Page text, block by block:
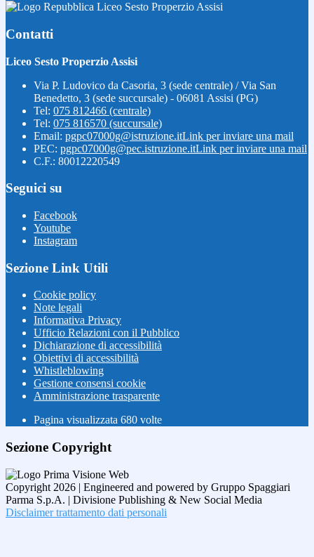
Liceo Sesto Properzio Assisi
Contatti
Liceo Sesto Properzio Assisi
Via P. Ludovico da Casoria, 3 (sede centrale) / Via San
Benedetto, 3 (sede succursale) - 06081 Assisi (PG)
Tel: 075 812466 (centrale)
Tel: 075 816570 (succursale)
Email: pgpc07000g@istruzione.itLink per inviare una mail
PEC: pgpc07000g@pec.istruzione.itLink per inviare una mail
C.F.: 80012220549
Seguici su
Facebook
Youtube
Instagram
Sezione Link Utili
Cookie policy
Note legali
Informativa Privacy
Ufficio Relazioni con il Pubblico
Dichiarazione di accessibilità
Obiettivi di accessibilità
Whistleblowing
Gestione consensi cookie
Amministrazione trasparente
Pagina visualizzata 680 volte
Sezione Copyright
Copyright 2026 | Engineered and powered by Gruppo Spaggiari
Parma S.p.A. | Divisione Publishing & New Social Media
Disclaimer trattamento dati personali